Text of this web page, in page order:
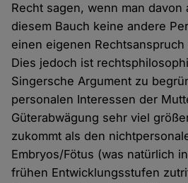
Recht sagen, wenn man
diesem Bauch keine andere
einen eigenen
Dies jedoch ist
Singersche Argument zu
personalen Interessen der
Güterabwägung sehr viel
zukommt als den
Embryos/Fötus (was natürlich
frühen Entwicklungsstufen